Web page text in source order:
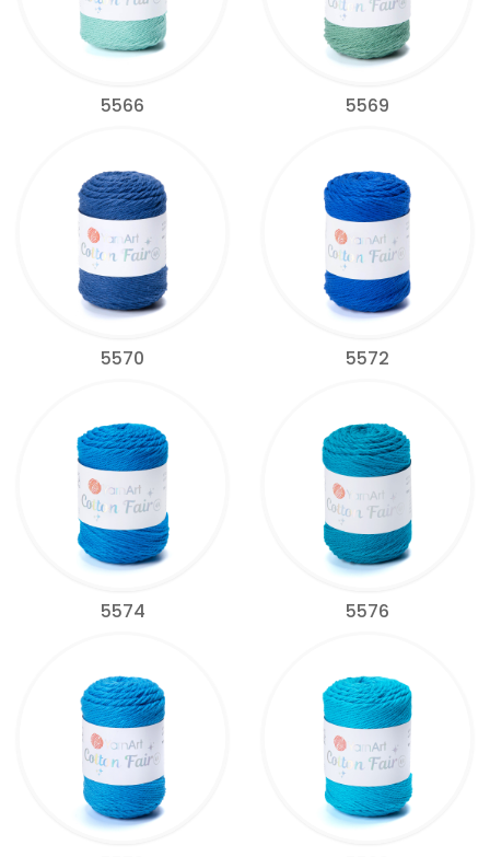
5566 5569
5570 5572
5574 5576